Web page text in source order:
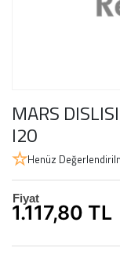
MARS
I20
Henüz
Fiyat
1.117,80 TL